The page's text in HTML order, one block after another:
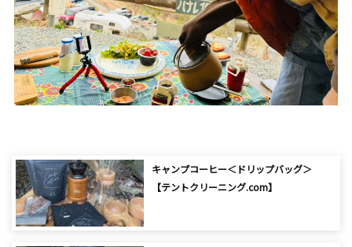
キャンプコーヒー＜ドリップバッグ＞
【テントクリーニング.com】